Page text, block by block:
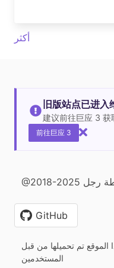
أكثر
旧版站点已进入
建议前往巨应 3 获
前往巨应 3
GitHub
تم تحميلها من قبل
المستخدمين